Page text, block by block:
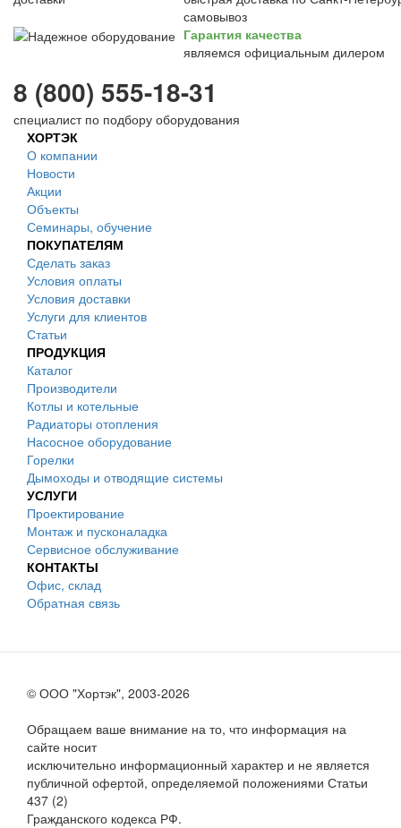
самовывоз
Гарантия качества
являемся официальным дилером
8 (800) 555-18-31
специалист по подбору оборудования
ХОРТЭК
О компании
Новости
Акции
Объекты
Семинары, обучение
ПОКУПАТЕЛЯМ
Сделать заказ
Условия оплаты
Условия доставки
Услуги для клиентов
Статьи
ПРОДУКЦИЯ
Каталог
Производители
Котлы и котельные
Радиаторы отопления
Насосное оборудование
Горелки
Дымоходы и отводящие системы
УСЛУГИ
Проектирование
Монтаж и пусконаладка
Сервисное обслуживание
КОНТАКТЫ
Офис, склад
Обратная связь
© ООО "Хортэк", 2003-2026
Обращаем ваше внимание на то, что информация на
сайте носит
исключительно информационный характер и не является
публичной офертой, определяемой положениями Статьи
437 (2)
Гражданского кодекса РФ.